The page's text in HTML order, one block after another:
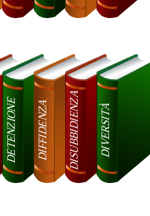
DETENZIONE DIFFIDENZA DISUBBIDIENZA DIVERSITÀ